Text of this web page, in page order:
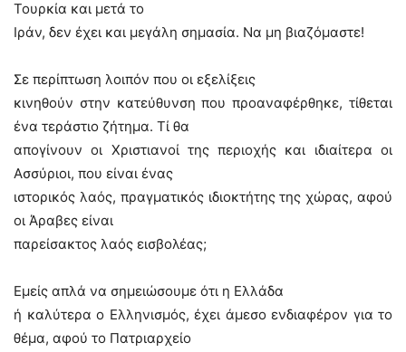
Τουρκία και μετά το
Ιράν, δεν έχει και μεγάλη σημασία. Να μη βιαζόμαστε!
Σε περίπτωση λοιπόν που οι εξελίξεις
κινηθούν στην κατεύθυνση που προαναφέρθηκε, τίθεται
ένα τεράστιο ζήτημα. Τί θα
απογίνουν οι Χριστιανοί της περιοχής και ιδιαίτερα οι
Ασσύριοι, που είναι ένας
ιστορικός λαός, πραγματικός ιδιοκτήτης της χώρας, αφού
οι Άραβες είναι
παρείσακτος λαός εισβολέας;
Εμείς απλά να σημειώσουμε ότι η Ελλάδα
ή καλύτερα ο Ελληνισμός, έχει άμεσο ενδιαφέρον για το
θέμα, αφού το Πατριαρχείο